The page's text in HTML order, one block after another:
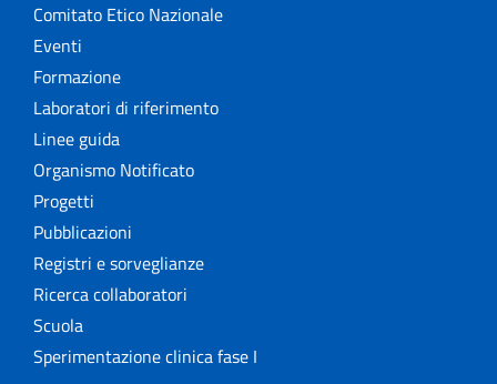
Comitato Etico Nazionale
Eventi
Formazione
Laboratori di riferimento
Linee guida
Organismo Notificato
Progetti
Pubblicazioni
Registri e sorveglianze
Ricerca collaboratori
Scuola
Sperimentazione clinica fase I